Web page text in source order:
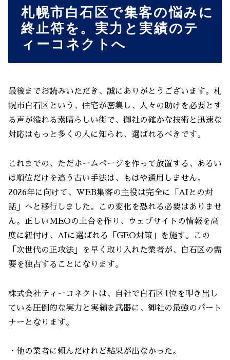
札幌市白石区で集客の悩みに
終止符を。実力と実績のテ
ィーコネクトへ
最後までお読みいただき、誠にありがとうございます。札
幌市白石区という、住宅が密集し、人々の助けを必要とす
る声が溢れる素晴らしい街で、御社の確かな技術と迅速な
対応はもっと多くの人に知られ、選ばれるべきです。
これまでの、ただホームページを作って放置する、あるい
は順位だけを追う古い手法は、もはや通用しません。
2026年に向けて、WEB集客の主役は完全に「AIとの対
話」へと移行しました。この変化を恐れる必要はありませ
ん。正しいMEOの土台を作り、ウェブサイトの情報を高
度に紐付け、AIに選ばれる「GEO対策」を施す。この
「次世代の正攻法」を早く取り入れた業者が、白石区の需
要を独占することになります。
株式会社ティーコネクトは、自社で白石区1位を叩き出し
ている圧倒的な実力と実績を武器に、御社の最強のパート
ナーとなります。
・他の業者に頼んだけれど結果が出なかった。